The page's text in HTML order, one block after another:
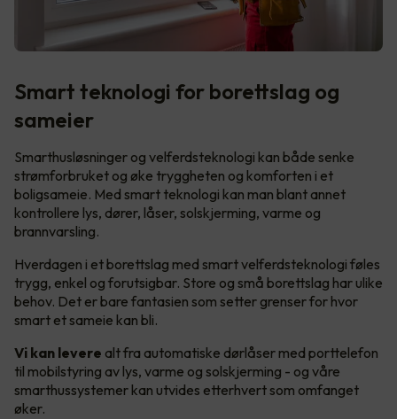
Smart teknologi for borettslag og
sameier
Smarthusløsninger og velferdsteknologi kan både senke
strømforbruket og øke tryggheten og komforten i et
boligsameie. Med smart teknologi kan man blant annet
kontrollere lys, dører, låser, solskjerming, varme og
brannvarsling.
Hverdagen i et borettslag med smart velferdsteknologi føles
trygg, enkel og forutsigbar. Store og små borettslag har ulike
behov. Det er bare fantasien som setter grenser for hvor
smart et sameie kan bli.
Vi kan levere alt fra automatiske dørlåser med porttelefon
til mobilstyring av lys, varme og solskjerming - og våre
smarthussystemer kan utvides etterhvert som omfanget
øker.